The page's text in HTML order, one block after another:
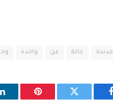
جديدة حالة عن واحدة
فيسبوك تويتر بينتيريست